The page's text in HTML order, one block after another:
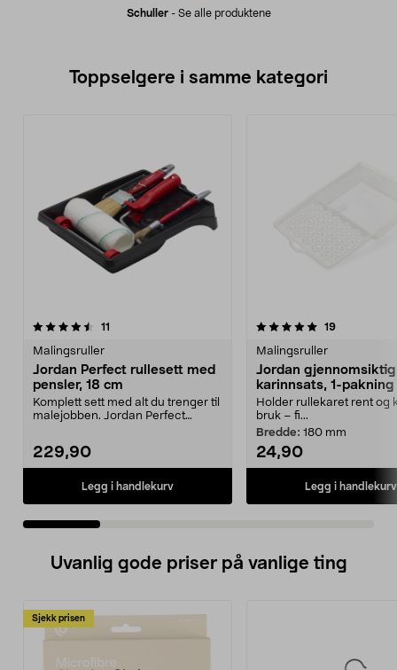
Schuller- Se alle produktene
Toppselgere i samme kategori
11
Malingsruller
Jordan Perfect rullesett med
pensler, 18 cm
Komplett sett med alt du trenger til
malejobben. Jordan Perfect
229,90
Legg i handlekurv
5.0 av 5 stjerner 19anmeldelser
Malingsruller
Jordan gjennomsiktig
karinnsats, 1-pakning
Holder rullekaret rent og
bruk – fi...
Bredde: 180 mm
24,90
Legg i handlekurv
4.5 av 5 stjerner
Uvanlig gode priser på vanlige ting
Sjekk prisen